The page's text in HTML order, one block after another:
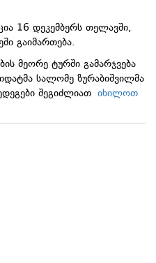
16 დეკემბერს თელავში,
გაიმართება.
მეორე ტურში გამარჯვება
სალომე ზურაბიშვილმა
შეგიძლიათ იხილოთ